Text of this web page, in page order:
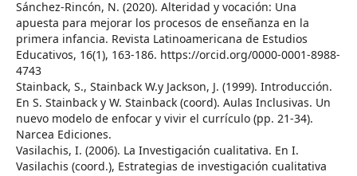
Sánchez-Rincón, N. (2020). Alteridad y vocación: Una
apuesta para mejorar los procesos de enseñanza en la
primera infancia. Revista Latinoamericana de Estudios
Educativos, 16(1), 163-186. https://orcid.org/0000-0001-8988-
4743
Stainback, S., Stainback W.y Jackson, J. (1999). Introducción.
En S. Stainback y W. Stainback (coord). Aulas Inclusivas. Un
nuevo modelo de enfocar y vivir el currículo (pp. 21-34).
Narcea Ediciones.
Vasilachis, I. (2006). La Investigación cualitativa. En I.
Vasilachis (coord.), Estrategias de investigación cualitativa